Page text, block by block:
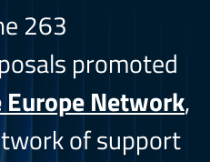
263
promoted
Network,
of support